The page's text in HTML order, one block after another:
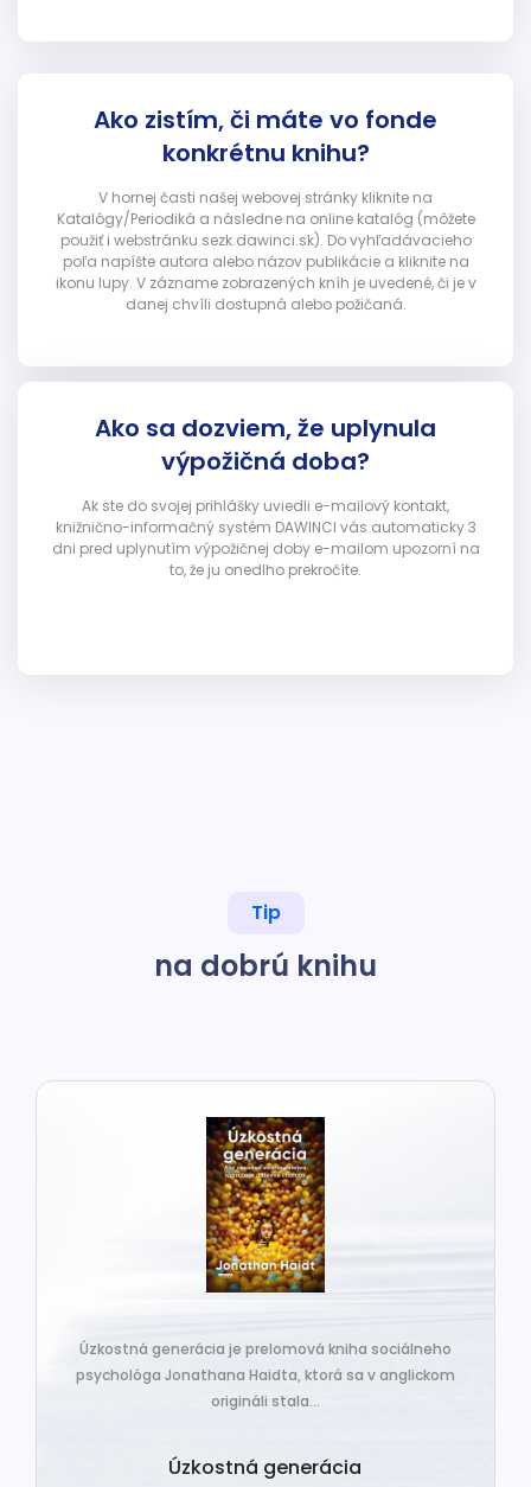
Ako zistím, či máte vo fonde
konkrétnu knihu?
V hornej časti našej webovej stránky kliknite na
Katalógy/Periodiká a následne na online katalóg (môžete
použiť i webstránku sezk.dawinci.sk). Do vyhľadávacieho
poľa napíšte autora alebo názov publikácie a kliknite na
ikonu lupy. V zázname zobrazených kníh je uvedené, či je v
danej chvíli dostupná alebo požičaná.
Ako sa dozviem, že uplynula
výpožičná doba?
Ak ste do svojej prihlášky uviedli e-mailový kontakt,
knižnično-informačný systém DAWINCI vás automaticky 3
dni pred uplynutím výpožičnej doby e-mailom upozorní na
to, že ju onedlho prekročíte.
Tip
na dobrú knihu
Úzkostná generácia je prelomová kniha sociálneho
psychológa Jonathana Haidta, ktorá sa v anglickom
origináli stala...
Úzkostná generácia